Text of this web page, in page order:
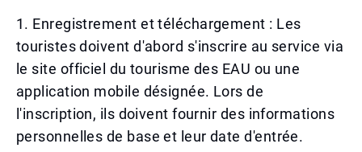
1. Enregistrement et téléchargement : Les
touristes doivent d'abord s'inscrire au service via
le site officiel du tourisme des EAU ou une
application mobile désignée. Lors de
l'inscription, ils doivent fournir des informations
personnelles de base et leur date d'entrée.